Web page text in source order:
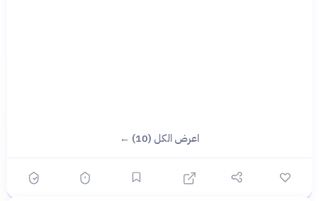
اعرض الكل (10) ←